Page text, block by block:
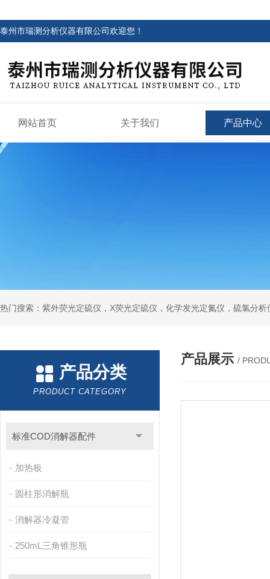
泰州市瑞测分析仪器有限公司欢迎您！
网站首页 关于我们 产品中心
产品分类
PRODUCT CATEGORY
标准COD消解器配件
加热板
圆柱形消解瓶
消解器冷凝管
250mL三角锥形瓶
产品展示 /